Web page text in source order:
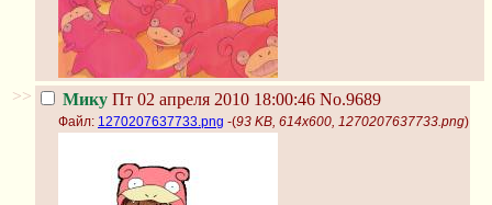
>> Мику Пт 02 апреля 2010 18:00:46 No.9689
Файл: 1270207637733.png -(93 KB, 614x600, 1270207637733.png)